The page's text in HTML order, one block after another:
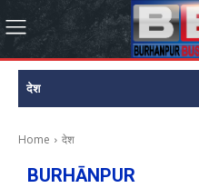
देश
Home देश
BURHĀNPUR